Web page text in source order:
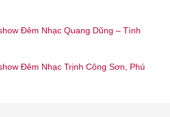
Đêm Nhạc Quang Dũng – Tình
Đêm Nhạc Trịnh Công Sơn, Phú